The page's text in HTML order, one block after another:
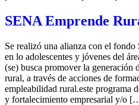
SENA Emprende
Se realizó una alianza con el
en lo adolescentes y jóvenes del
(se) busca promover la generación
rural, a través de acciones de
empleabilidad rural.este programa
y fortalecimiento empresarial y/o